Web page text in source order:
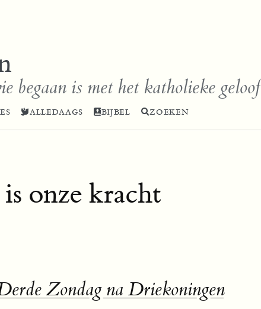
begaan is met het katholieke geloof
ALLEDAAGS BIJBEL ZOEKEN
onze kracht
Zondag na Driekoningen